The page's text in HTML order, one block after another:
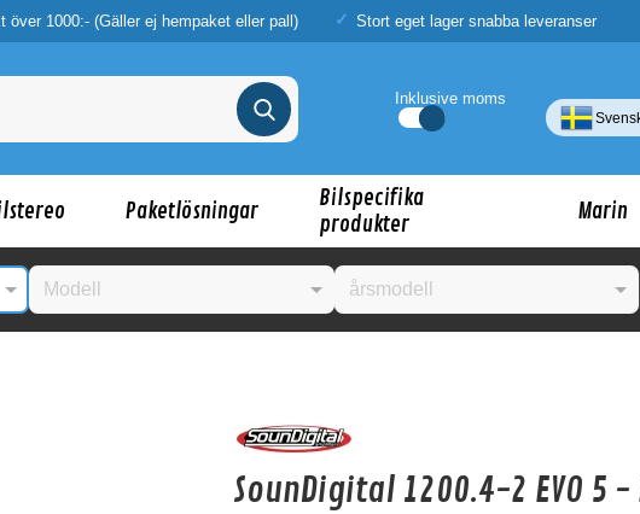
över 1000:- (Gäller ej hempaket eller pall) Stort eget lager snabba leveranser
Inklusive moms
Paketlösningar
Bilspecifika
produkter
Marin
dessa produkter kan intressera dig?
SounDigital 1200.4-2 EVO 5